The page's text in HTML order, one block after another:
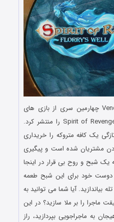
کمپانی بازی سازی Vendel Games چهارمین سری از بازی های
فوق العاده زیبا و هیجان انگیز Spirit of Revenge را منتشر کرد.
یک کافه متروکه را خریداری
مشتریان شده است و پیگیری
یک شبح و روح بی قرار در اینجا
دوست خود برای این شبح طعمه
بیاندازید. آیا شما می توانید به
ماجرا را بر ملا سازید؟ در این
به ماجراجویی بپردازید، راز